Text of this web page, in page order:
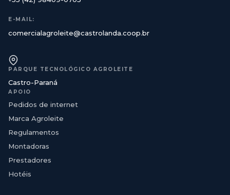
E-MAIL:
comercialagroleite@castrolanda.coop.br
PARQUE TECNOLÓGICO AGROLEITE
Castro-Paraná
APOIO
Pedidos de internet
Marca Agroleite
Regulamentos
Montadoras
Prestadores
Hotéis